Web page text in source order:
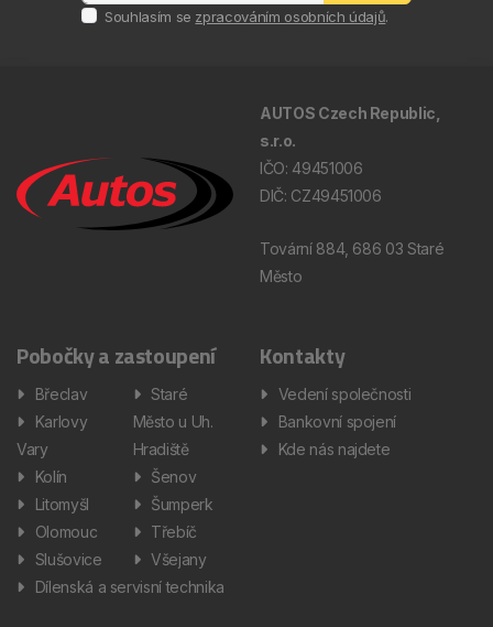
Souhlasím se zpracováním osobních údajů.
AUTOS Czech Republic,
s.r.o.
IČO: 49451006
DIČ: CZ49451006
Tovární 884, 686 03 Staré
Město
Pobočky a zastoupení
Břeclav
Karlovy
Vary
Kolín
Litomyšl
Olomouc
Slušovice
Staré
Město u Uh.
Hradiště
Šenov
Šumperk
Třebíč
Všejany
Dílenská a servisní technika
Kontakty
Vedení společnosti
Bankovní spojení
Kde nás najdete